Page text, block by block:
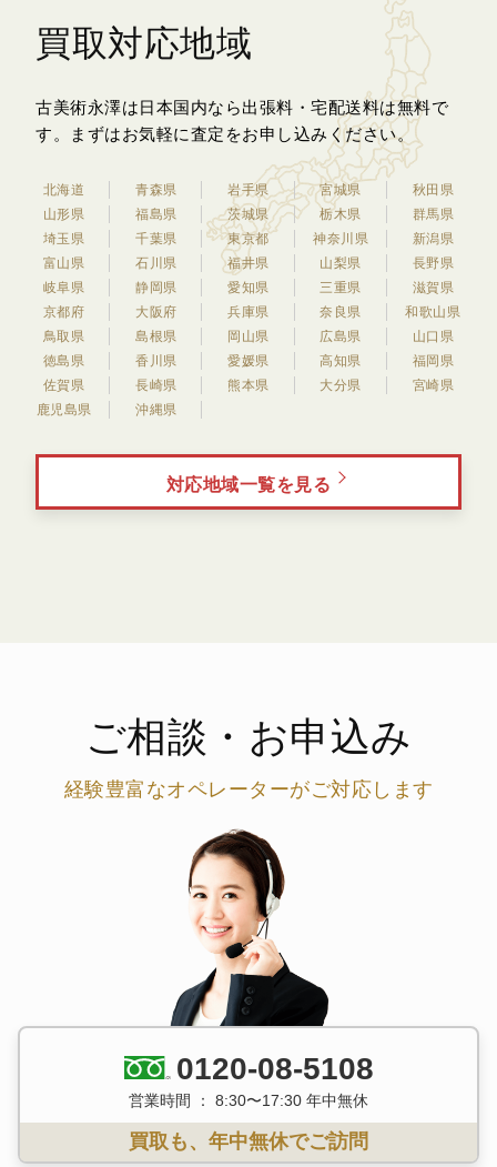
買取対応地域
古美術永澤は日本国内なら出張料・宅配送料は無料で
す。
まずはお気軽に査定をお申し込みください。
北海道 青森県 岩手県 宮城県
秋田県
山形県
福島県 茨城県 栃木県
群馬県
埼玉県
千葉県 東京都 神奈川県
新潟県
富山県
石川県 福井県 山梨県
長野県
岐阜県
静岡県 愛知県 三重県
滋賀県
京都府
大阪府 兵庫県 奈良県
和歌山県
鳥取県
島根県 岡山県 広島県
山口県
徳島県
香川県 愛媛県 高知県
福岡県
佐賀県
長崎県 熊本県 大分県
宮崎県
鹿児島県
沖縄県
対応地域一覧を見る
ご相談・お申込み
経験豊富なオペレーターがご対応します
0120-08-5108
営業時間 ： 8:30〜17:30 年中無休
買取も、年中無休でご訪問